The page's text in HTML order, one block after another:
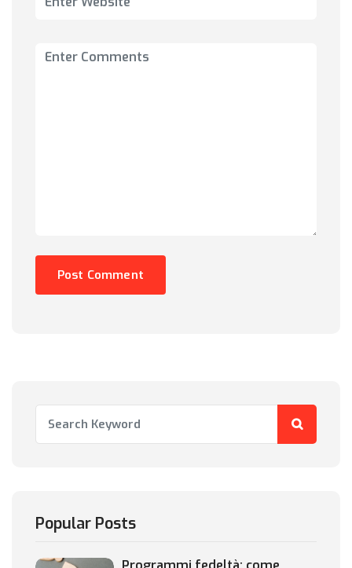
Popular Posts